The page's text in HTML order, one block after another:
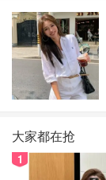
大家都在抢
1